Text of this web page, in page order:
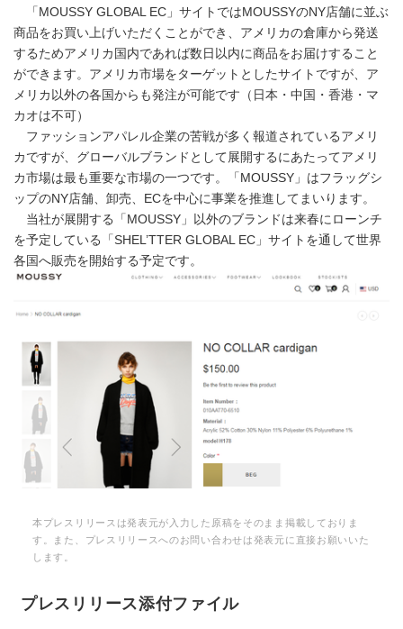
「MOUSSY GLOBAL EC」サイトではMOUSSYのNY店舗に並ぶ
商品をお買い上げいただくことができ、アメリカの倉庫から発送
するためアメリカ国内であれば数日以内に商品をお届けすること
ができます。アメリカ市場をターゲットとしたサイトですが、ア
メリカ以外の各国からも発注が可能です（日本・中国・香港・マ
カオは不可）
ファッションアパレル企業の苦戦が多く報道されているアメリ
カですが、グローバルブランドとして展開するにあたってアメリ
カ市場は最も重要な市場の一つです。「MOUSSY」はフラッグシ
ップのNY店舗、卸売、ECを中心に事業を推進してまいります。
当社が展開する「MOUSSY」以外のブランドは来春にローンチ
を予定している「SHEL’TTER GLOBAL EC」サイトを通して世界
各国へ販売を開始する予定です。
本プレスリリースは発表元が入力した原稿をそのまま掲載しておりま
す。また、プレスリリースへのお問い合わせは発表元に直接お願いいた
します。
プレスリリース添付ファイル